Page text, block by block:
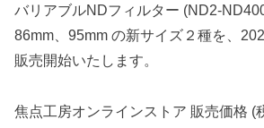
バリアブルNDフィルター (ND2-
86mm、95mm の新サイズ２種を、
販売開始いたします。
焦点工房オンラインストア 販売価格 (